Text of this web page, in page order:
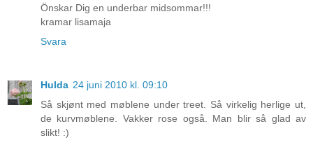
Önskar Dig en underbar midsommar!!!
kramar lisamaja
Svara
Hulda 24 juni 2010 kl. 09:10
Så skjønt med møblene under treet. Så virkelig herlige ut,
de kurvmøblene. Vakker rose også. Man blir så glad av
slikt! :)